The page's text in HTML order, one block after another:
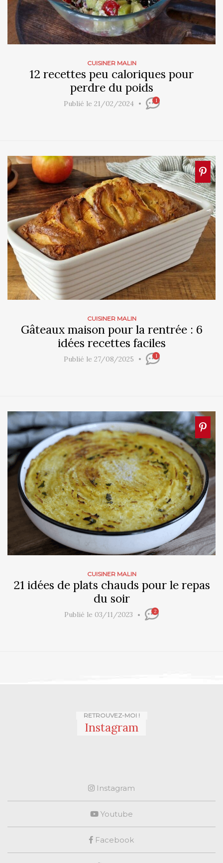
CUISINER MALIN
12 recettes peu caloriques pour
perdre du poids
Publié le 21/02/2024 1
CUISINER MALIN
Gâteaux maison pour la rentrée : 6
idées recettes faciles
Publié le 27/08/2025 1
CUISINER MALIN
21 idées de plats chauds pour le repas
du soir
Publié le 03/11/2023 2
RETROUVEZ-MOI !
Instagram
Instagram
Youtube
Facebook